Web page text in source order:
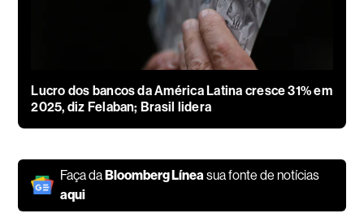
Lucro dos bancos da América Latina cresce 31% em
2025, diz Felaban; Brasil lidera
Faça daBloomberg Línea sua fonte de notícias
aqui